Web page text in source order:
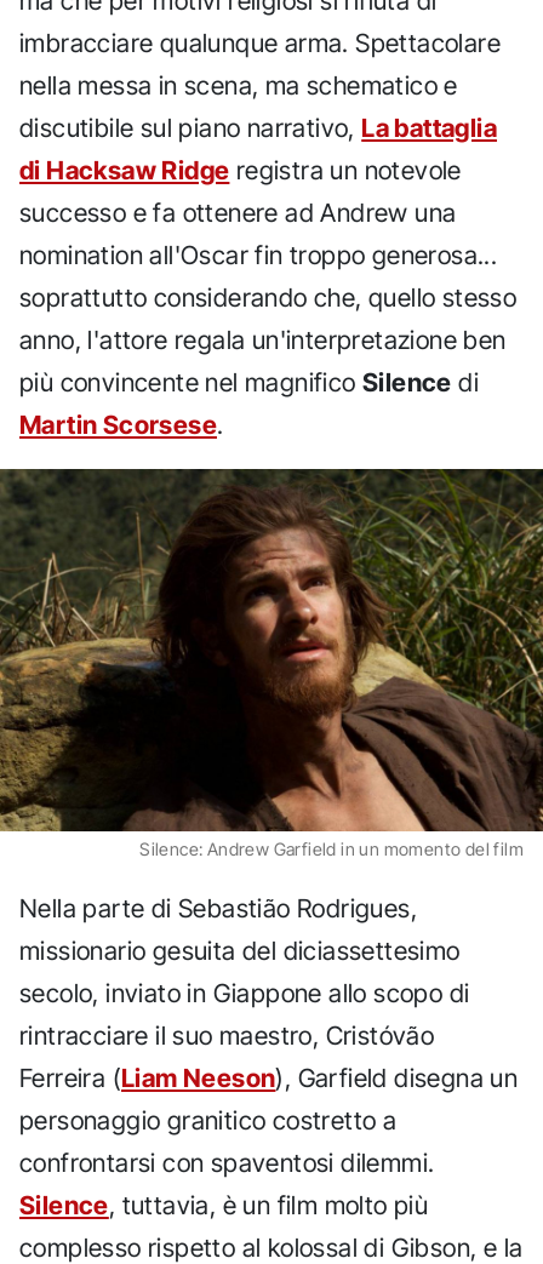
imbracciare qualunque arma. Spettacolare
nella messa in scena, ma schematico e
discutibile sul piano narrativo, La battaglia
di Hacksaw Ridge registra un notevole
successo e fa ottenere ad Andrew una
nomination all'Oscar fin troppo generosa...
soprattutto considerando che, quello stesso
anno, l'attore regala un'interpretazione ben
più convincente nel magnifico Silence di
Martin Scorsese.
Silence: Andrew Garfield in un momento del film
Nella parte di Sebastião Rodrigues,
missionario gesuita del diciassettesimo
secolo, inviato in Giappone allo scopo di
rintracciare il suo maestro, Cristóvão
Ferreira (Liam Neeson), Garfield disegna un
personaggio granitico costretto a
confrontarsi con spaventosi dilemmi.
Silence, tuttavia, è un film molto più
complesso rispetto al kolossal di Gibson, e la